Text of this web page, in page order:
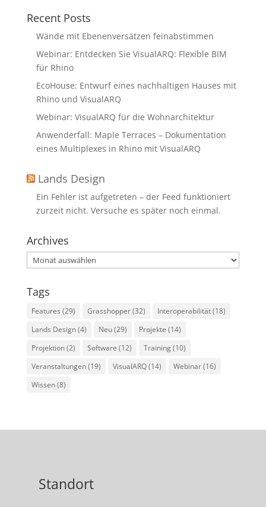
Recent Posts
Wände mit Ebenenversätzen feinabstimmen
Webinar: Entdecken Sie VisualARQ: Flexible BIM
für Rhino
EcoHouse: Entwurf eines nachhaltigen Hauses mit
Rhino und VisualARQ
Webinar: VisualARQ für die Wohnarchitektur
Anwenderfall: Maple Terraces – Dokumentation
eines Multiplexes in Rhino mit VisualARQ
Lands Design
Ein Fehler ist aufgetreten – der Feed funktioniert
zurzeit nicht. Versuche es später noch einmal.
Archives
Archives
Tags
Features (29) Grasshopper(32) Interoperabilität(18)
Lands Design(4) Neu(29) Projekte (14)
Projektion(2) Software (12) Training(10)
Veranstaltungen(19) VisualARQ(14) Webinar(16)
Wissen(8)
Standort